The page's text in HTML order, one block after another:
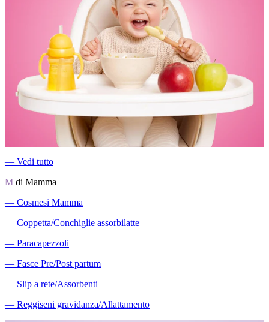
― Vedi tutto
M di Mamma
― Cosmesi Mamma
― Coppetta/Conchiglie assorbilatte
― Paracapezzoli
― Fasce Pre/Post partum
― Slip a rete/Assorbenti
― Reggiseni gravidanza/Allattamento